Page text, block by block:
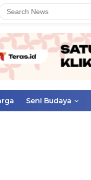
Seni Budaya